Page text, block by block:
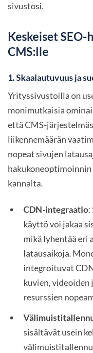
sivustosi.
Keskeiset
CMS:lle
1.Skaalautuvuus ja
Yrityssivustoilla on
monimutkaisia
että CMS-
liikennemäärän
nopeat sivujen
kannalta.
CDN-integraatio:
käyttö voi jakaa
mikä lyhentää eri
latausaikoja.
integroituvat
kuvien,
resurssien
sisältävät usein